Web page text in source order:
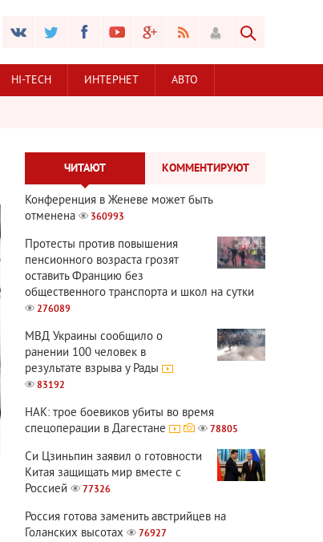
HI-TECH ИНТЕРНЕТ АВТО
ЧИТАЮТ КОММЕНТИРУЮТ
Конференция в Женеве может быть
отменена
360993
Протесты против повышения
пенсионного возраста грозят
оставить Францию без
общественного транспорта и школ на сутки
276089
МВД Украины сообщило о
ранении 100 человек в
результате взрыва у Рады
83192
НАК: трое боевиков убиты во время
спецоперации в Дагестане
78805
Си Цзиньпин заявил о готовности
Китая защищать мир вместе с
Россией
77326
Россия готова заменить австрийцев на
Голанских высотах
76927